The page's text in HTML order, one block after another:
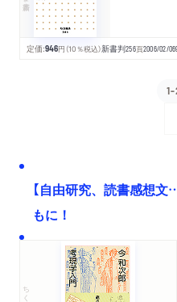
定価:946円 （10％税込）新書判256頁2006/02/06
【自由研究、読書感想
もに！
ちくま文庫